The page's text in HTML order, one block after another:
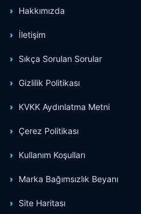
Hakkımızda
İletişim
Sıkça Sorulan Sorular
Gizlilik Politikası
KVKK Aydınlatma Metni
Çerez Politikası
Kullanım Koşulları
Marka Bağımsızlık Beyanı
Site Haritası